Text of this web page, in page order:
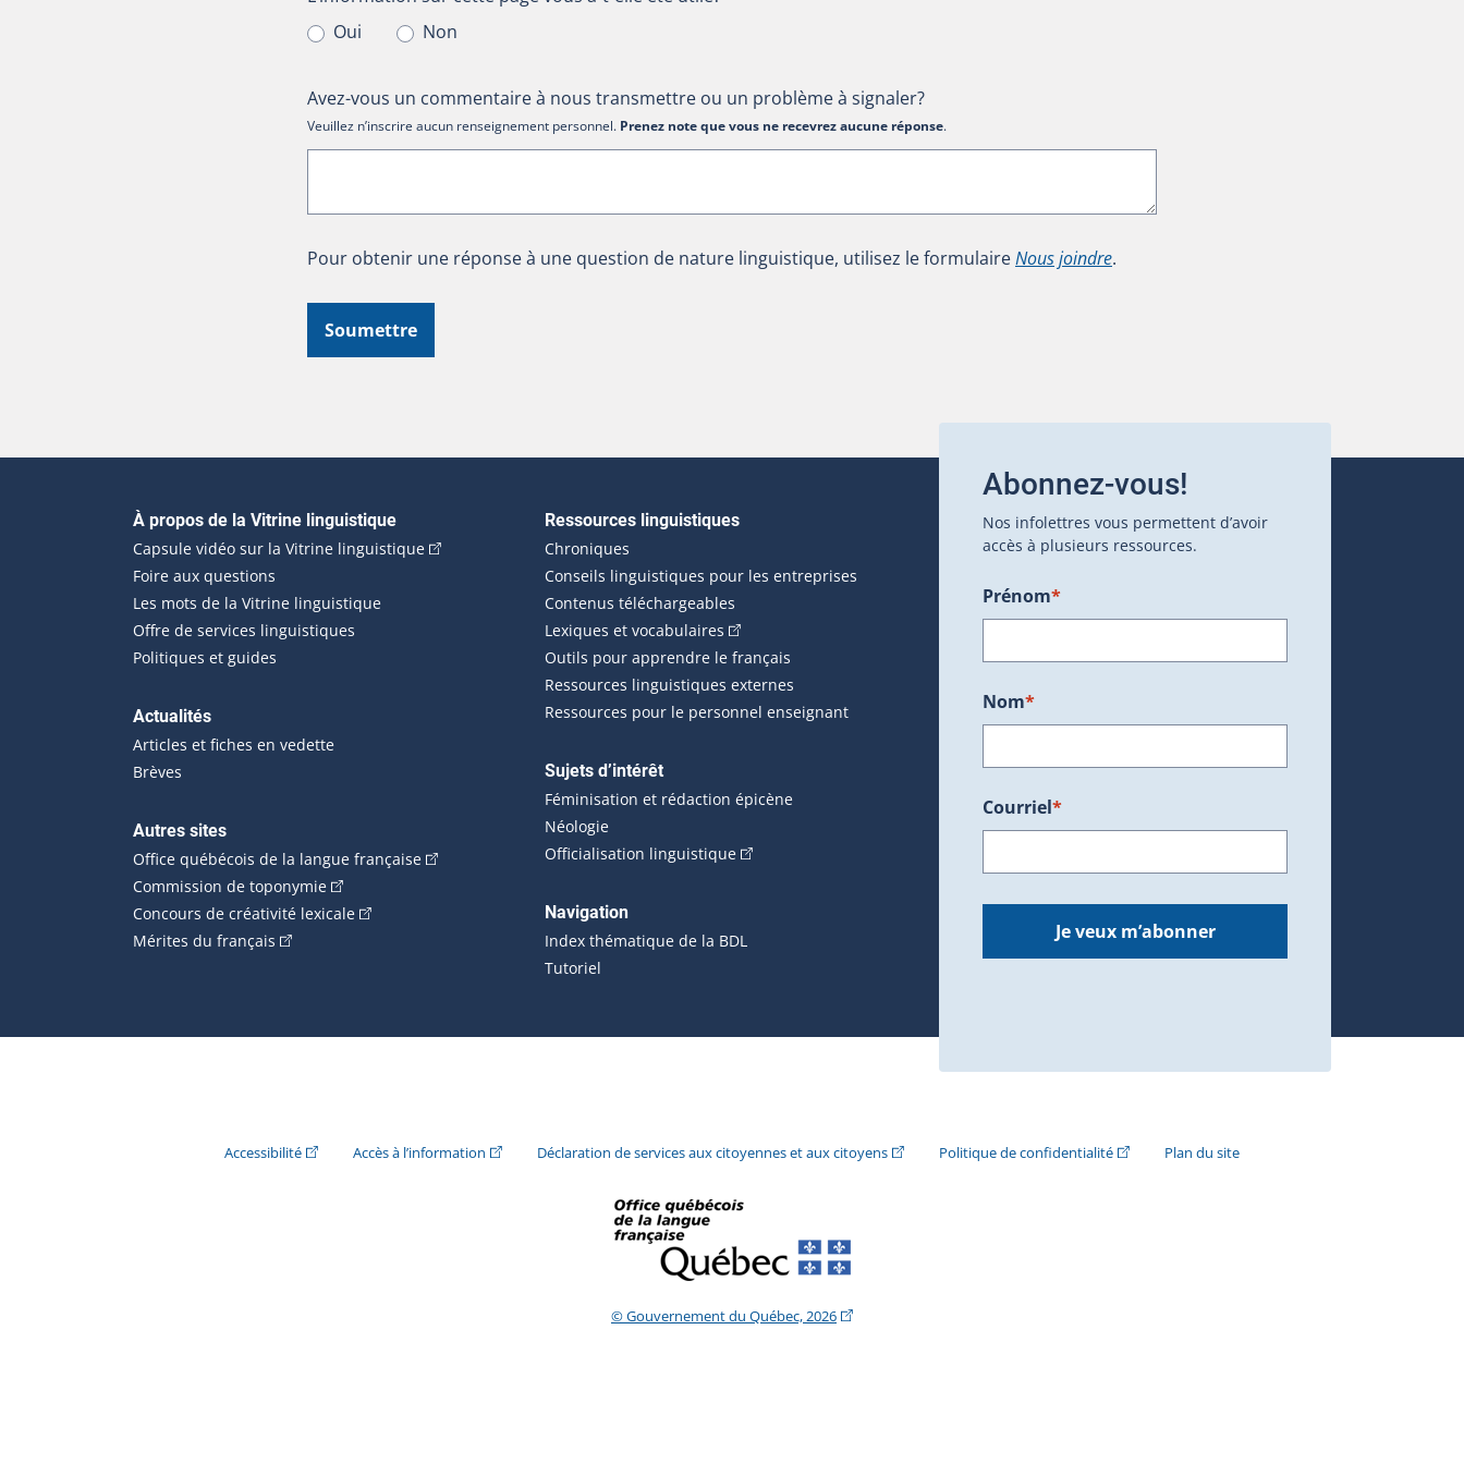
Oui
Non
Avez-vous un commentaire à nous transmettre ou un problème à signaler?
Veuillez n’inscrire aucun renseignement personnel. Prenez note que vous ne recevrez aucune réponse.
Pour obtenir une réponse à une question de nature linguistique, utilisez le formulaireNous joindre.
Soumettre
Navigation principale
À propos de la Vitrine linguistique
Capsule vidéo sur la Vitrine linguistique(Cet hyperlien externe s'ouvrira dans une nouvelle fenêtre.)
Foire aux questions
Les mots de la Vitrine linguistique
Offre de services linguistiques
Politiques et guides
Actualités
Articles et fiches en vedette
Brèves
Autres sites
Office québécois de la langue française(Cet hyperlien externe s'ouvrira dans une nouvelle fenêtre.)
Commission de toponymie(Cet hyperlien externe s'ouvrira dans une nouvelle fenêtre.)
Concours de créativité lexicale(Cet hyperlien externe s'ouvrira dans une nouvelle fenêtre.)
Mérites du français (Cet hyperlien externe s'ouvrira dans une nouvelle fenêtre.)
Ressources linguistiques
Chroniques
Conseils linguistiques pour les entreprises
Contenus téléchargeables
Lexiques et vocabulaires (Cet hyperlien externe s'ouvrira dans une nouvelle fenêtre.)
Outils pour apprendre le français
Ressources linguistiques externes
Ressources pour le personnel enseignant
Sujets d’intérêt
Féminisation et rédaction épicène
Néologie
Officialisation linguistique(Cet hyperlien externe s'ouvrira dans une nouvelle fenêtre.)
Navigation
Index thématique de la BDL
Tutoriel
Abonnez-vous!
Nos infolettres vous permettent d’avoir
accès à plusieurs ressources.
Prénom*
Nom*
Courriel*
Je veux m’abonner
Accessibilité(Cet hyperlien externe s'ouvrira dans une nouvelle fenêtre.)
Accès à l’information (Cet hyperlien externe s'ouvrira dans une nouvelle fenêtre.)
Déclaration de services aux citoyennes et aux citoyens(Cet hyperlien externe s'ouvrira dans une nouvelle fenêtre.)
Politique de confidentialité(Cet hyperlien externe s'ouvrira dans une nouvelle
Plan du site
© Gouvernement du Québec, 2026(Cet hyperlien externe s'ouvrira dans une nouvelle fenêtre.)